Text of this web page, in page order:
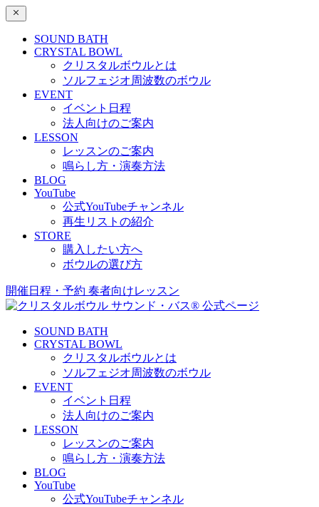
SOUND BATH
CRYSTAL BOWL
クリスタルボウルとは
ソルフェジオ周波数のボウル
EVENT
イベント日程
法人向けのご案内
LESSON
レッスンのご案内
鳴らし方・演奏方法
BLOG
YouTube
公式YouTubeチャンネル
再生リストの紹介
STORE
購入したい方へ
ボウルの選び方
開催日程・予約 奏者向けレッスン
SOUND BATH
CRYSTAL BOWL
クリスタルボウルとは
ソルフェジオ周波数のボウル
EVENT
イベント日程
法人向けのご案内
LESSON
レッスンのご案内
鳴らし方・演奏方法
BLOG
YouTube
公式YouTubeチャンネル